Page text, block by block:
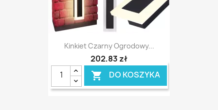
Kinkiet Czarny Ogrodowy...
202,83 zł
 DO KOSZYKA